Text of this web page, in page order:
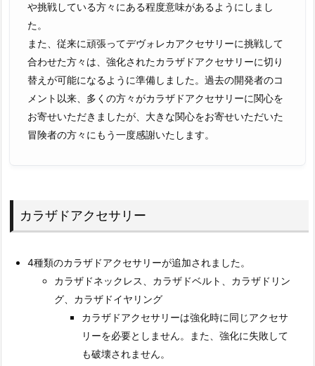
や挑戦している方々にある程度意味があるようにしまし
た。
また、従来に頑張ってデヴォレカアクセサリーに挑戦して
合わせた方々は、強化されたカラザドアクセサリーに切り
替えが可能になるように準備しました。過去の開発者のコ​​
メント以来、多くの方々がカラザドアクセサリーに関心を
お寄せいただきましたが、大きな関心をお寄せいただいた
冒険者の方々にもう一度感謝いたします。
カラザドアクセサリー
4種類のカラザドアクセサリーが追加されました。
カラザドネックレス、カラザドベルト、カラザドリン
グ、カラザドイヤリング
カラザドアクセサリーは強化時に同じアクセサ
リーを必要としません。また、強化に失敗して
も破壊されません。